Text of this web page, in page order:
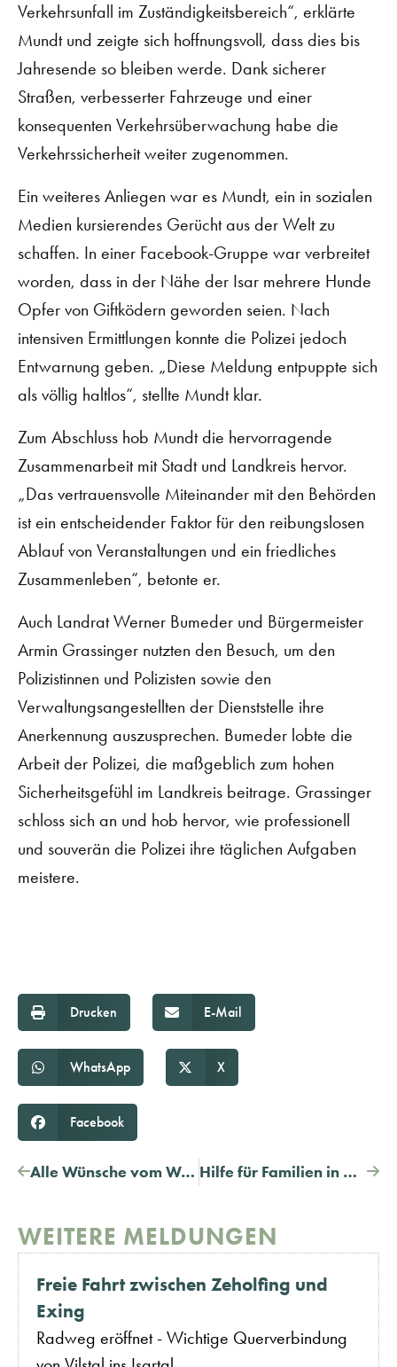
Verkehrsunfall im Zuständigkeitsbereich“, erklärte
Mundt und zeigte sich hoffnungsvoll, dass dies bis
Jahresende so bleiben werde. Dank sicherer
Straßen, verbesserter Fahrzeuge und einer
konsequenten Verkehrsüberwachung habe die
Verkehrssicherheit weiter zugenommen.
Ein weiteres Anliegen war es Mundt, ein in sozialen
Medien kursierendes Gerücht aus der Welt zu
schaffen. In einer Facebook-Gruppe war verbreitet
worden, dass in der Nähe der Isar mehrere Hunde
Opfer von Giftködern geworden seien. Nach
intensiven Ermittlungen konnte die Polizei jedoch
Entwarnung geben. „Diese Meldung entpuppte sich
als völlig haltlos“, stellte Mundt klar.
Zum Abschluss hob Mundt die hervorragende
Zusammenarbeit mit Stadt und Landkreis hervor.
„Das vertrauensvolle Miteinander mit den Behörden
ist ein entscheidender Faktor für den reibungslosen
Ablauf von Veranstaltungen und ein friedliches
Zusammenleben“, betonte er.
Auch Landrat Werner Bumeder und Bürgermeister
Armin Grassinger nutzten den Besuch, um den
Polizistinnen und Polizisten sowie den
Verwaltungsangestellten der Dienststelle ihre
Anerkennung auszusprechen. Bumeder lobte die
Arbeit der Polizei, die maßgeblich zum hohen
Sicherheitsgefühl im Landkreis beitrage. Grassinger
schloss sich an und hob hervor, wie professionell
und souverän die Polizei ihre täglichen Aufgaben
meistere.
Drucken E-Mail
WhatsApp X
Facebook
Alle Wünsche vom Wunschbaum erfüllt Hilfe für Familien in Not
WEITERE MELDUNGEN
Freie Fahrt zwischen Zeholfing und
Exing
Radweg eröffnet - Wichtige Querverbindung